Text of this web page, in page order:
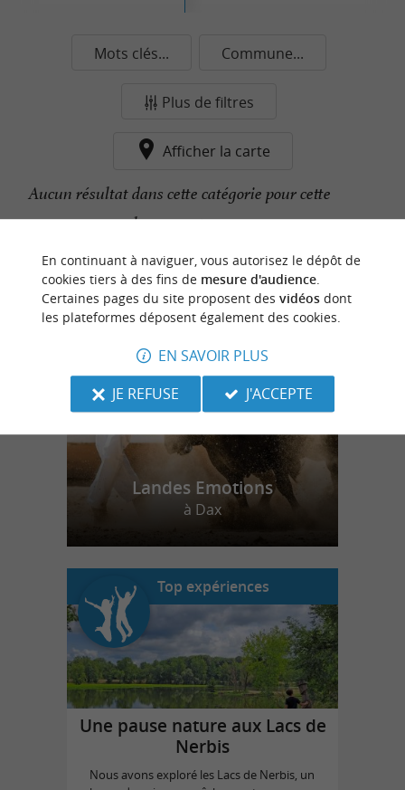
Mots clés... Commune...
Plus de filtres
Afficher la carte
Aucun résultat dans cette catégorie pour cette
commune pour le moment...
n
o
t
r
e
c
o
u
p
d
e
c
o
e
u
r
Landes Emotions
à Dax
Top expériences
Une pause nature aux Lacs de
Nerbis
Nous avons exploré les Lacs de Nerbis, un
En continuant à naviguer, vous autorisez le dépôt de
cookies tiers à des fins de mesure d'audience.
Certaines pages du site proposent des vidéosdont
les plateformes déposent également des cookies.
EN SAVOIR PLUS
JE REFUSE
J'ACCEPTE